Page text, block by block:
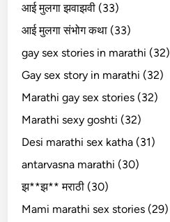
आई मुलगा झवाझवी (33)
आई मुलगा संभोग कथा (33)
gay sex stories in marathi (32)
Gay sex story in marathi (32)
Marathi gay sex stories (32)
Marathi sexy goshti (32)
Desi marathi sex katha (31)
antarvasna marathi (30)
झ**झ** मराठी (30)
Mami marathi sex stories (29)